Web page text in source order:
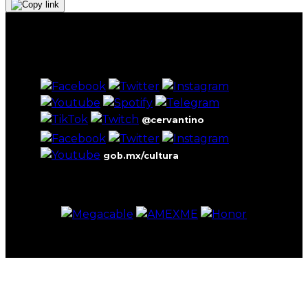
@cervantino
gob.mx/cultura